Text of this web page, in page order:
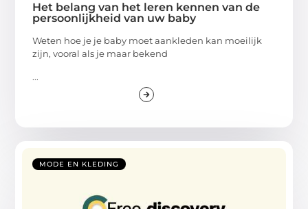
Het belang van het leren kennen van de
persoonlijkheid van uw baby
Weten hoe je je baby moet aankleden kan moeilijk
zijn, vooral als je maar bekend
...
MODE EN KLEDING